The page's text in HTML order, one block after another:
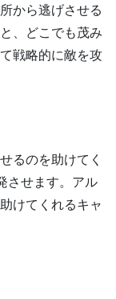
から逃げさせる
、どこでも茂み
戦略的に敵を攻
るのを助けてく
させます。アル
けてくれるキャ